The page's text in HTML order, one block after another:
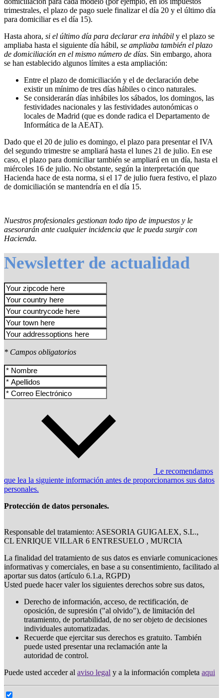
trimestrales, el plazo de pago suele finalizar el día 20 y el último día
para domiciliar es el día 15).
Hasta ahora, si el último día para declarar era inhábil y el plazo se
ampliaba hasta el siguiente día hábil, se ampliaba también el plazo
de domiciliación en el mismo número de días. Sin embargo, ahora
se han establecido algunos límites a esta ampliación:
Entre el plazo de domiciliación y el de declaración debe
existir un mínimo de tres días hábiles o cinco naturales.
Se considerarán días inhábiles los sábados, los domingos, las
festividades nacionales y las festividades autonómicas o
locales de Madrid (que es donde radica el Departamento de
Informática de la AEAT).
Dado que el 20 de julio es domingo, el plazo para presentar el IVA
del segundo trimestre se ampliará hasta el lunes 21 de julio. En ese
caso, el plazo para domiciliar también se ampliará en un día, hasta el
miércoles 16 de julio. No obstante, según la interpretación que
Hacienda hace de esta norma, si el 17 de julio fuera festivo, el plazo
de domiciliación se mantendría en el día 15.
Nuestros profesionales gestionan todo tipo de impuestos y le
asesorarán ante cualquier incidencia que le pueda surgir con
Hacienda.
Newsletter de actualidad
* Campos obligatorios
Le recomendamos
que lea la siguiente información antes de proporcionarnos sus datos
personales.
Protección de datos personales.
Responsable del tratamiento: ASESORIA GUIGALEX, S.L.,
CL ENRIQUE VILLAR 6 ENTRESUELO , MURCIA
La finalidad del tratamiento de sus datos es enviarle comunicaciones
informativas y comerciales, en base a su consentimiento, facilitado al
aportar sus datos (artículo 6.1.a, RGPD)
Usted puede hacer valer los siguientes derechos sobre sus datos,
Derecho de información, acceso, de rectificación, de
oposición, de supresión ("al olvido"), de limitación del
tratamiento, de portabilidad, de no ser objeto de decisiones
individuales automatizadas.
Recuerde que ejercitar sus derechos es gratuito. También
puede usted presentar una reclamación ante la
autoridad de control.
Puede usted acceder al aviso legal y a la información completa aqui